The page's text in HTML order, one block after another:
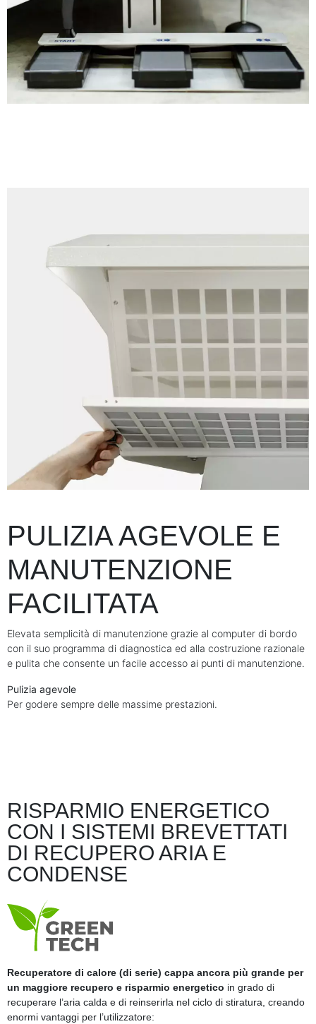
PULIZIA AGEVOLE E
MANUTENZIONE
FACILITATA
Elevata semplicità di manutenzione grazie al computer di bordo
con il suo programma di diagnostica ed alla costruzione razionale
e pulita che consente un facile accesso ai punti di manutenzione.
Pulizia agevole
Per godere sempre delle massime prestazioni.
RISPARMIO ENERGETICO
CON I SISTEMI BREVETTATI
DI RECUPERO ARIA E
CONDENSE
Recuperatore di calore (di serie) cappa ancora più grande per
un maggiore recupero e risparmio energetico in grado di
recuperare l’aria calda e di reinserirla nel ciclo di stiratura, creando
enormi vantaggi per l’utilizzatore: